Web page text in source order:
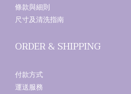
條款與細則
尺寸及清洗指南
ORDER & SHIPPING
付款方式
運送服務